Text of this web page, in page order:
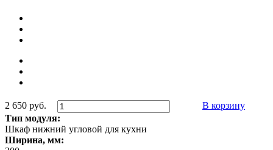
2 650 руб.
В корзину
Тип модуля:
Шкаф нижний угловой для кухни
Ширина, мм: